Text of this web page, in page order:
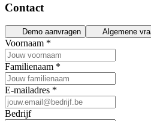
Contact
Demo aanvragen Algemene
Voornaam *
Familienaam *
E-mailadres *
Bedrijf